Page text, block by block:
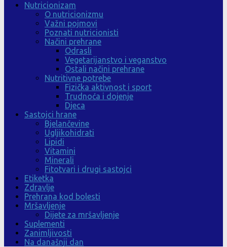
Nutricionizam
O nutricionizmu
Važni pojmovi
Poznati nutricionisti
Načini prehrane
Odrasli
Vegetarijanstvo i veganstvo
Ostali načini prehrane
Nutritivne potrebe
Fizička aktivnost i sport
Trudnoća i dojenje
Djeca
Sastojci hrane
Bjelančevine
Ugljikohidrati
Lipidi
Vitamini
Minerali
Fitotvari i drugi sastojci
Etiketka
Zdravlje
Prehrana kod bolesti
Mršavljenje
Dijete za mršavljenje
Suplementi
Zanimljivosti
Na današnji dan